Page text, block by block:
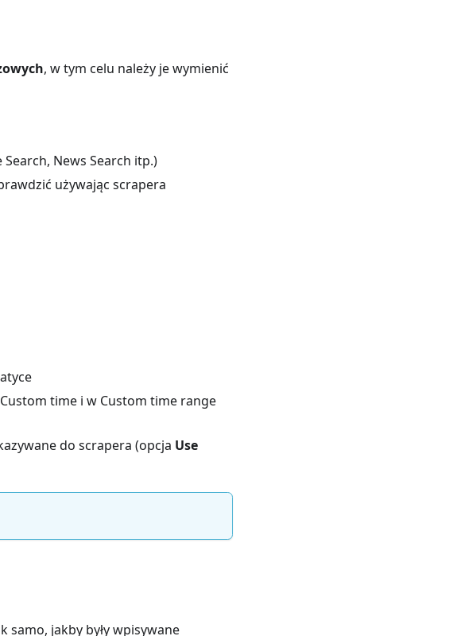
, w tym celu należy je wymienić
News Search itp.)
używając scrapera
time i w Custom time range
do scrapera (opcja Use
samo, jakby były wpisywane